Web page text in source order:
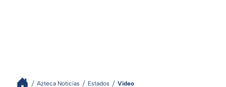
Azteca Noticias Estados Video